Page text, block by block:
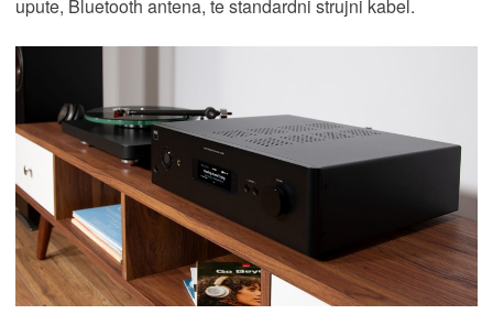
upute, Bluetooth antena, te standardni strujni kabel.